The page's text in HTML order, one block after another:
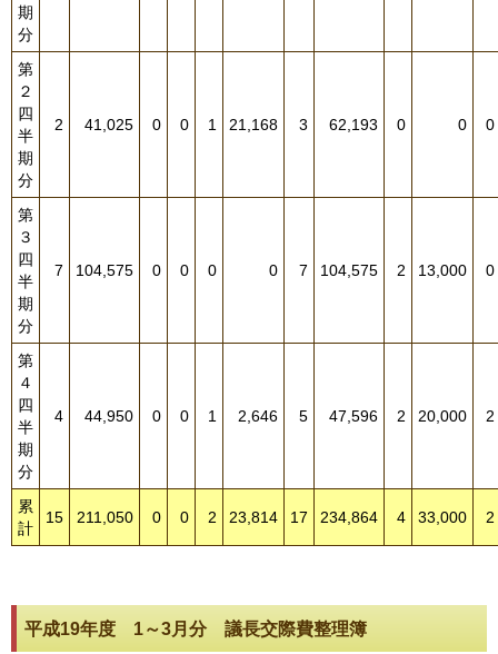
期
分
第
２
四
半
期
分
2 41,025 0 0 1 21,168 3 62,193 0 0 0
第
３
四
半
期
分
7 104,575 0 0 0 0 7 104,575 2 13,000 0
第
４
四
半
期
分
4 44,950 0 0 1 2,646 5 47,596 2 20,000 2
累
計
15 211,050 0 0 2 23,814 17 234,864 4 33,000 2
平成19年度 1～3月分 議長交際費整理簿